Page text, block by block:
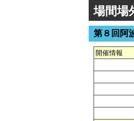
場間場
第８回阿
開催情報